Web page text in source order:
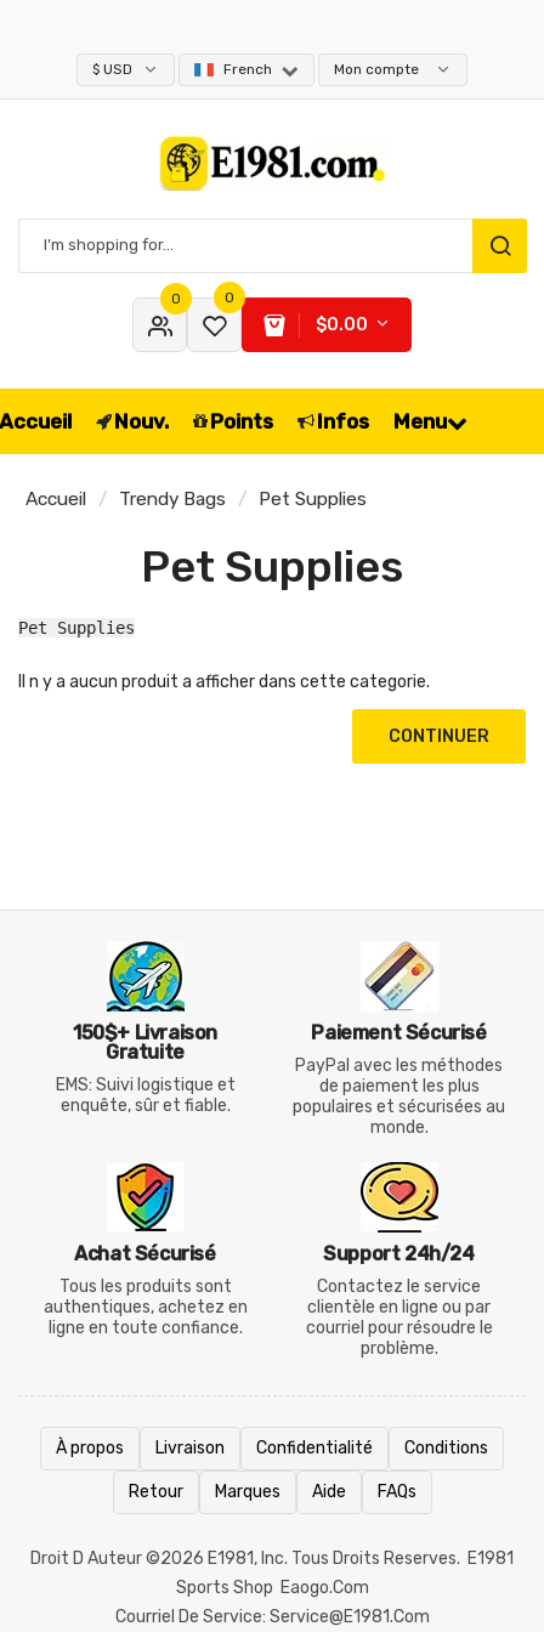
$ USD French Mon compte
0 0
$0.00
Nouv. Points Infos Menu
Accueil Trendy Bags Pet Supplies
Pet Supplies
Pet Supplies
Il n y a aucun produit a afficher dans cette categorie.
CONTINUER
150$+ Livraison
Gratuite
EMS: Suivi logistique et
enquête, sûr et fiable.
Paiement Sécurisé
PayPal avec les méthodes
de paiement les plus
populaires et sécurisées au
monde.
Achat Sécurisé
Tous les produits sont
authentiques, achetez en
ligne en toute confiance.
Support 24h/24
Contactez le service
clientèle en ligne ou par
courriel pour résoudre le
problème.
À propos Livraison Confidentialité Conditions
Retour Marques Aide FAQs
Droit D Auteur ©2026 E1981, Inc. Tous Droits Reserves. E1981
Sports Shop Eaogo.com
Courriel De Service: Service@e1981.com